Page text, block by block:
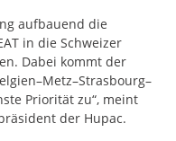
aufbauend die
in die Schweizer
Dabei kommt der
Priorität zu“, meint
der Hupac.